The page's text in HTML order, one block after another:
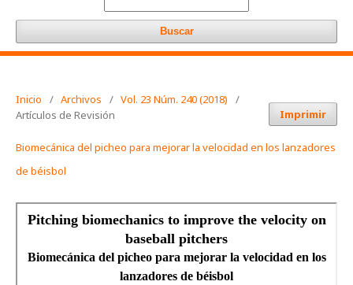
Buscar
Inicio / Archivos / Vol. 23 Núm. 240 (2018)
/
Artículos de Revisión
Imprimir
Biomecánica del picheo para mejorar la velocidad en los lanzadores
de béisbol